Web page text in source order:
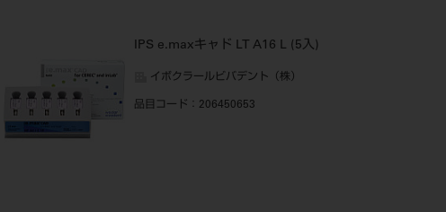
IPS e.maxキャド LT A16 L (5入)
イボクラールビバデント（株）
品目コード ：206450653